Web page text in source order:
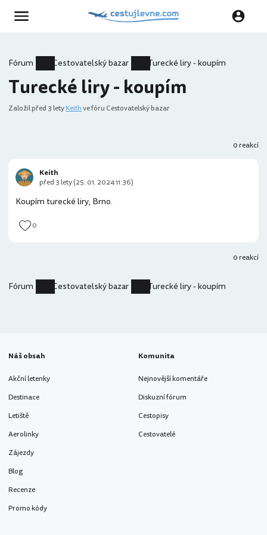
Fórum Cestovatelský bazar Turecké liry - koupím
Turecké liry - koupím
Založilpřed 3 letyKeithve fóru Cestovatelský bazar
0 reakcí
Koupím turecké liry, Brno.
0
Keith
před 3 lety (25. 01. 2024 11:36)
0 reakcí
Fórum Cestovatelský bazar Turecké liry - koupím
Náš obsah
Akční letenky
Destinace
Letiště
Aerolinky
Zájezdy
Blog
Recenze
Promo kódy
Komunita
Nejnovější komentáře
Diskuzní fórum
Cestopisy
Cestovatelé